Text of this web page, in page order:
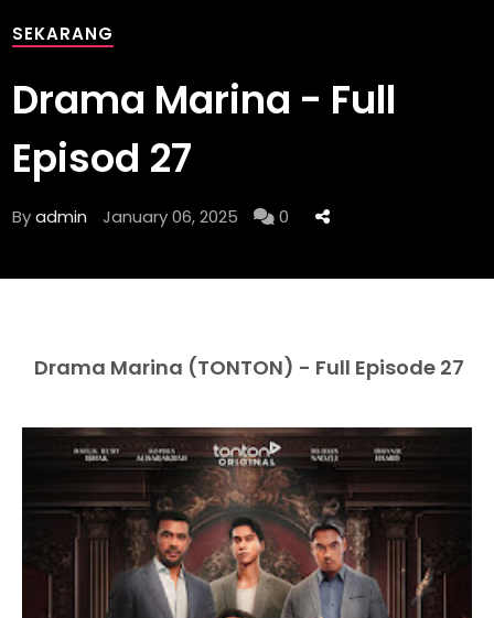
SEKARANG
Drama Marina - Full
Episod 27
Byadmin January 06, 2025 0
Drama Marina (TONTON) - Full Episode 27